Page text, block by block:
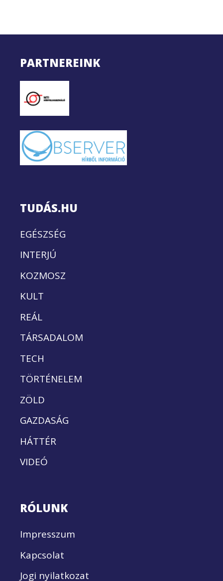
PARTNEREINK
TUDÁS.HU
EGÉSZSÉG
INTERJÚ
KOZMOSZ
KULT
REÁL
TÁRSADALOM
TECH
TÖRTÉNELEM
ZÖLD
GAZDASÁG
HÁTTÉR
VIDEÓ
RÓLUNK
Impresszum
Kapcsolat
Jogi nyilatkozat